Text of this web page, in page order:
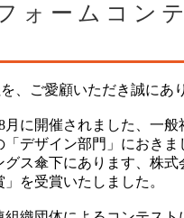
ォームコン
、ご愛顧いただき誠にあ
月に開催されました、一
デザイン部門」におきま
グス傘下にあります、株
を受賞いたしました。